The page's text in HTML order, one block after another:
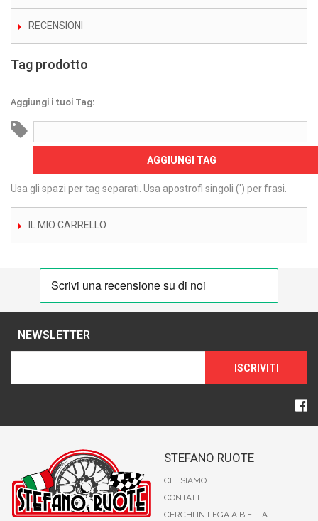
RECENSIONI
Tag prodotto
Aggiungi i tuoi Tag:
AGGIUNGI TAG
Usa gli spazi per tag separati. Usa apostrofi singoli (') per frasi.
IL MIO CARRELLO
NEWSLETTER
ISCRIVITI
STEFANO RUOTE
CHI SIAMO
CONTATTI
CERCHI IN LEGA A BIELLA